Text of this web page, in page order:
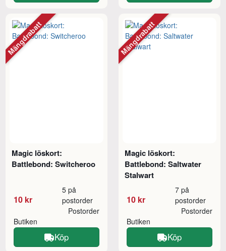
Magic löskort:
Battlebond: Switcheroo
10 kr
5 på
postorder
Butiken
Postorder
Köp
Mängdrabatt
Magic löskort:
Battlebond: Saltwater
Stalwart
10 kr
7 på
postorder
Butiken
Postorder
Köp
Mängdrabatt